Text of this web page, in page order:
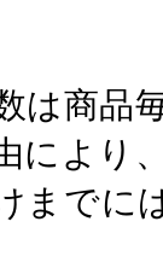
は商品
により
までに